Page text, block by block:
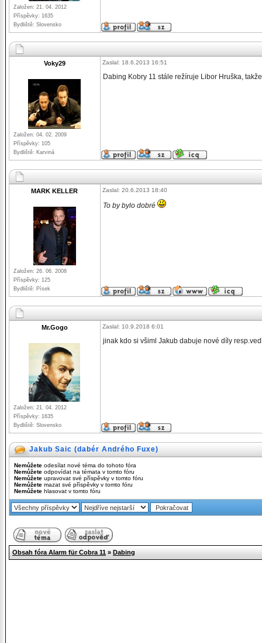
Založen: 21. 04. 2012
Příspěvky: 1635
Bydliště: Slovensko
Voky29
Založen: 04. 02. 2009
Příspěvky: 105
Bydliště: Karviná
Zaslal: 18.6.2013 16:51
Dabing Kobry 11 stále režíruje Libor Hruška,
MARK KELLER
Založen: 26. 06. 2008
Příspěvky: 125
Bydliště: Písek
Zaslal: 20.6.2013 18:40
To by bylo dobré
Mr.Gogo
Založen: 21. 04. 2012
Příspěvky: 1635
Bydliště: Slovensko
Zaslal: 10.9.2018 6:01
jinak kdo si všiml Jakub dabuje nové díly
Jakub Saic (dabér Andrého Fuxe)
Nemůžete odesílat nové téma do tohoto fóra
Nemůžete odpovídat na témata v tomto fóru
Nemůžete upravovat své příspěvky v tomto fóru
Nemůžete mazat své příspěvky v tomto fóru
Nemůžete hlasovat v tomto fóru
Obsah fóra Alarm für Cobra 11 » Dabing